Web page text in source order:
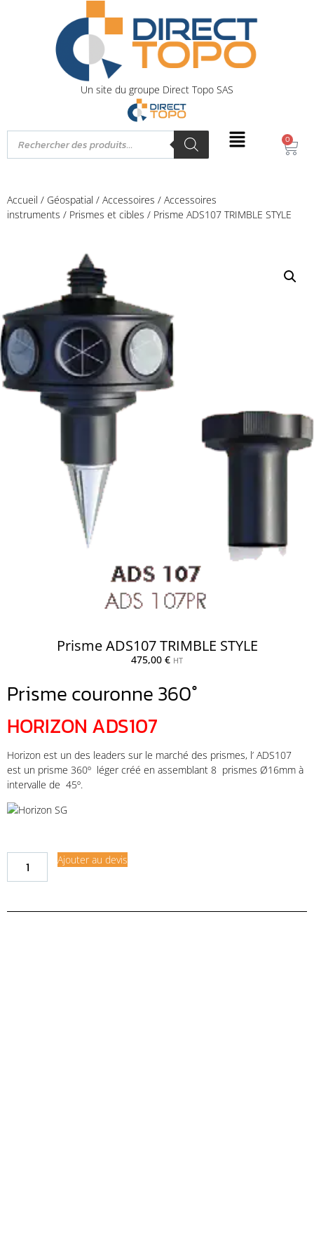
Un site du groupe Direct Topo SAS
0
Accueil / Géospatial / Accessoires / Accessoires
instruments / Prismes et cibles / Prisme ADS107 TRIMBLE STYLE
Prisme ADS107 TRIMBLE STYLE
475,00 € HT
Prisme couronne 360°
HORIZON ADS107
Horizon est un des leaders sur le marché des prismes, l’ ADS107
est un prisme 360º léger créé en assemblant 8 prismes Ø16mm à
intervalle de 45º.
Ajouter au devis